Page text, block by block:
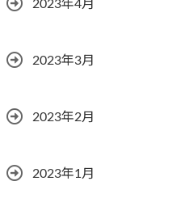
2023年4月
2023年3月
2023年2月
2023年1月